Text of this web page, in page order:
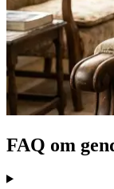
FAQ om